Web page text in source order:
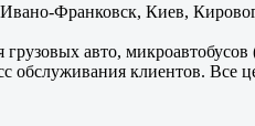
Франковск, Киев,
грузовых авто,
обслуживания клиентов.